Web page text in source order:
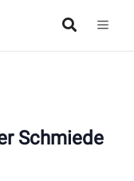
Schmiede